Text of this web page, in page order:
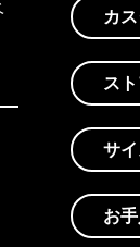
カ
ス
サ
お